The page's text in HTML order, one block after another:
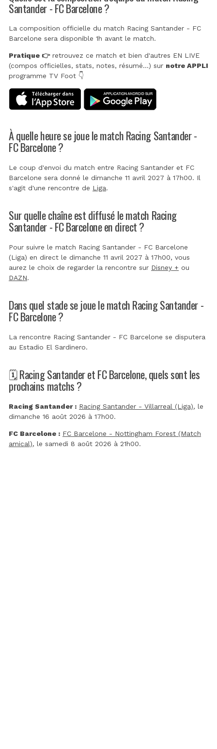
Santander - FC Barcelone ?
La composition officielle du match Racing Santander - FC
Barcelone sera disponible 1h avant le match.
Pratique 👉retrouvez ce match et bien d'autres EN LIVE
(compos officielles, stats, notes, résumé...) sur notre APPLI
programme TV Foot 👇
À quelle heure se joue le match Racing Santander -
FC Barcelone ?
Le coup d'envoi du match entre Racing Santander et FC
Barcelone sera donné le dimanche 11 avril 2027 à 17h00. Il
s'agit d'une rencontre de Liga.
Sur quelle chaîne est diffusé le match Racing
Santander - FC Barcelone en direct ?
Pour suivre le match Racing Santander - FC Barcelone
(Liga) en direct le dimanche 11 avril 2027 à 17h00, vous
aurez le choix de regarder la rencontre sur Disney + ou
DAZN.
Dans quel stade se joue le match Racing Santander -
FC Barcelone ?
La rencontre Racing Santander - FC Barcelone se disputera
au Estadio El Sardinero.
🗓️ Racing Santander et FC Barcelone, quels sont les
prochains matchs ?
Racing Santander : Racing Santander - Villarreal (Liga), le
dimanche 16 août 2026 à 17h00.
FC Barcelone : FC Barcelone - Nottingham Forest (Match
amical), le samedi 8 août 2026 à 21h00.